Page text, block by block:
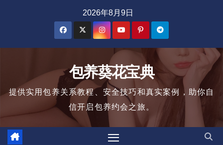
2026年8月9日
包养葵花宝典
提供实用包养关系教程、安全技巧和真实案例，助你自
信开启包养约会之旅。